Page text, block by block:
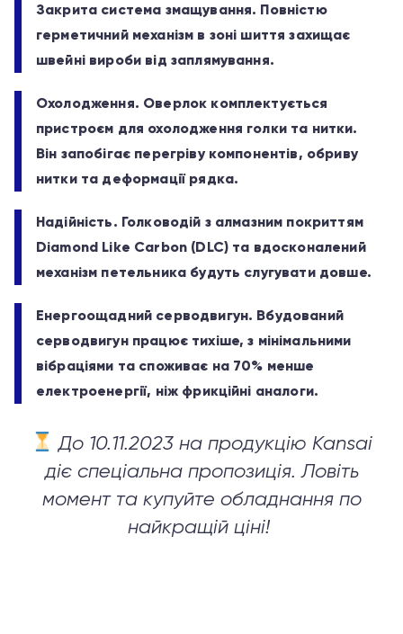
Закрита система змащування. Повністю
герметичний механізм в зоні шиття захищає
швейні вироби від заплямування.
Охолодження. Оверлок комплектується
пристроєм для охолодження голки та нитки.
Він запобігає перегріву компонентів, обриву
нитки та деформації рядка.
Надійність. Голководій з алмазним покриттям
Diamond Like Carbon (DLC) та вдосконалений
механізм петельника будуть слугувати довше.
Енергоощадний серводвигун. Вбудований
серводвигун працює тихіше, з мінімальними
вібраціями та споживає на 70% менше
електроенергії, ніж фрикційні аналоги.
До 10.11.2023 на продукцію Kansai
діє спеціальна пропозиція. Ловіть
момент та купуйте обладнання по
найкращій ціні!